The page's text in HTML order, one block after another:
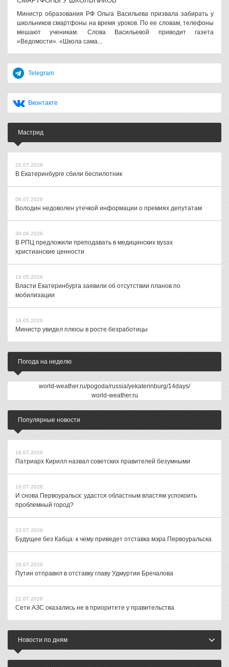
Министр образования РФ Ольга Васильева призвала забирать у
школьников смартфоны на время уроков. По ее словам, телефоны
мешают ученикам. Слова Васильевой приводит газета
«Ведомости». «Школа сама...
Telegram
Вконтакте
Мастрид
25.07.2026
В Екатеринбурге сбили беспилотник
08.07.2026
Володин недоволен утечкой информации о премиях депутатам
30.06.2026
В РПЦ предложили преподавать в медицинских вузах
христианские ценности
19.05.2026
Власти Екатеринбурга заявили об отсутствии планов по
мобилизации
18.05.2026
Министр увидел плюсы в росте безработицы
Погода на неделю
world-weather.ru/pogoda/russia/yekaterinburg/14days/
world-weather.ru
Популярные новости
16.07.2026
Патриарх Кирилл назвал советских правителей безумными
10.07.2026
И снова Первоуральск: удастся областным властям успокоить
проблемный город?
23.07.2026
Будущее без Кабца: к чему приведет отставка мэра Первоуральска
29.07.2026
Путин отправил в отставку главу Удмуртии Бречалова
22.07.2026
Сети АЗС оказались не в приоритете у правительства
Новости по дням